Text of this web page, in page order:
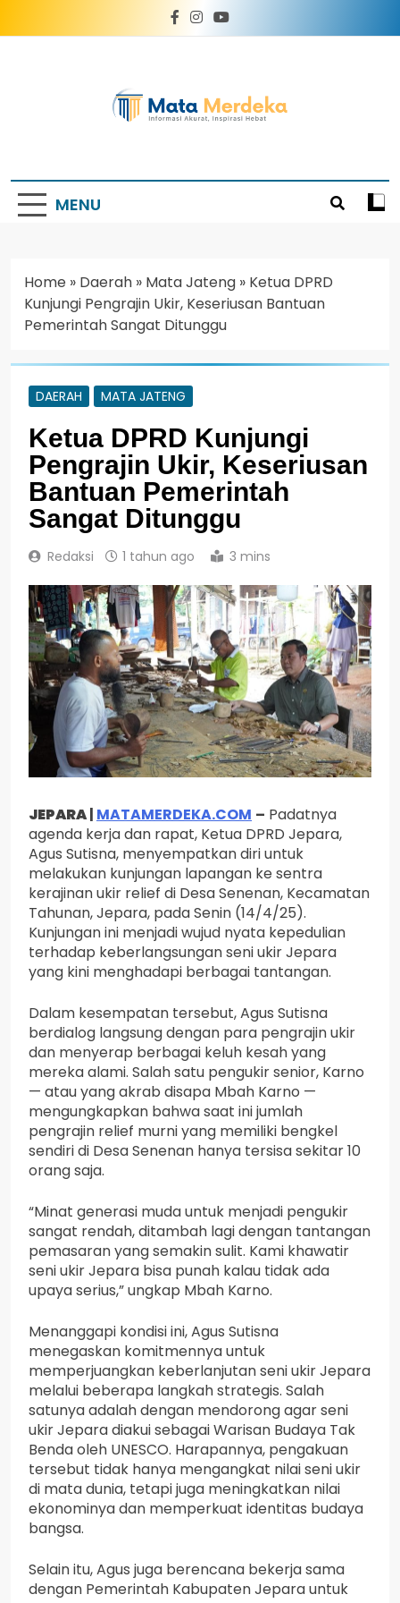
MENU
Home » Daerah » Mata Jateng » Ketua DPRD
Kunjungi Pengrajin Ukir, Keseriusan Bantuan
Pemerintah Sangat Ditunggu
DAERAH MATA JATENG
Ketua DPRD Kunjungi
Pengrajin Ukir, Keseriusan
Bantuan Pemerintah
Sangat Ditunggu
Redaksi 1 tahun ago 3 mins
JEPARA| MATAMERDEKA.COM – Padatnya
agenda kerja dan rapat, Ketua DPRD Jepara,
Agus Sutisna, menyempatkan diri untuk
melakukan kunjungan lapangan ke sentra
kerajinan ukir relief di Desa Senenan, Kecamatan
Tahunan, Jepara, pada Senin (14/4/25).
Kunjungan ini menjadi wujud nyata kepedulian
terhadap keberlangsungan seni ukir Jepara
yang kini menghadapi berbagai tantangan.
Dalam kesempatan tersebut, Agus Sutisna
berdialog langsung dengan para pengrajin ukir
dan menyerap berbagai keluh kesah yang
mereka alami. Salah satu pengukir senior, Karno
— atau yang akrab disapa Mbah Karno —
mengungkapkan bahwa saat ini jumlah
pengrajin relief murni yang memiliki bengkel
sendiri di Desa Senenan hanya tersisa sekitar 10
orang saja.
“Minat generasi muda untuk menjadi pengukir
sangat rendah, ditambah lagi dengan tantangan
pemasaran yang semakin sulit. Kami khawatir
seni ukir Jepara bisa punah kalau tidak ada
upaya serius,” ungkap Mbah Karno.
Menanggapi kondisi ini, Agus Sutisna
menegaskan komitmennya untuk
memperjuangkan keberlanjutan seni ukir Jepara
melalui beberapa langkah strategis. Salah
satunya adalah dengan mendorong agar seni
ukir Jepara diakui sebagai Warisan Budaya Tak
Benda oleh UNESCO. Harapannya, pengakuan
tersebut tidak hanya mengangkat nilai seni ukir
di mata dunia, tetapi juga meningkatkan nilai
ekonominya dan memperkuat identitas budaya
bangsa.
Selain itu, Agus juga berencana bekerja sama
dengan Pemerintah Kabupaten Jepara untuk